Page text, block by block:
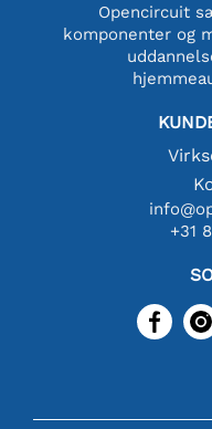
Opencircuit
komponenter og
+31